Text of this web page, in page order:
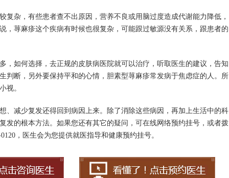
复杂，有些患者查不出原因，营养不良或用脑过度造成代谢能力降低，
，荨麻疹这个疾病有时候也很复杂，可能跟过敏源没有关系，跟患者的
，如何选择，去正规的皮肤病医院就可以治疗，听取医生的建议，告知
判断，另外要保持平和的心情，胆素型荨麻疹常发病于焦虑症的人。所
视。
、减少复发还得回到病因上来。除了消除这些病因，再加上生活中的科
发的根本方法。如果您还有其它的疑问，可在线网络预约挂号，或者拨
，医生会为您提供就医指导和健康预约挂号。